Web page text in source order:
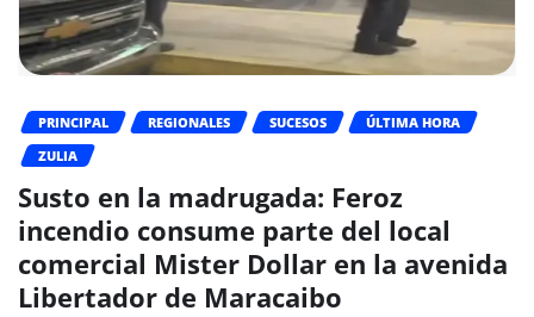
PRINCIPAL REGIONALES SUCESOS
ÚLTIMA HORA
ZULIA
Susto en la madrugada: Feroz
incendio consume parte del local
comercial Mister Dollar en la avenida
Libertador de Maracaibo